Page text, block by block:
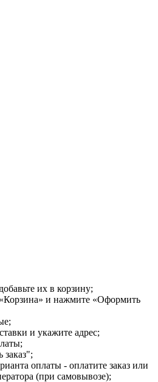
их в корзину;
и нажмите «Оформить
и укажите адрес;
оплаты - оплатите заказ или
(при самовывозе);